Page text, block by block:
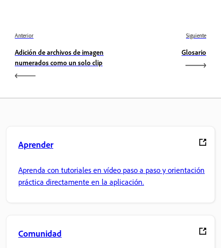
Anterior
Adición de archivos de imagen
numerados como un solo clip
Siguiente
Glosario
Aprender
Aprenda con tutoriales en vídeo paso a paso y orientación
práctica directamente en la aplicación.
Comunidad